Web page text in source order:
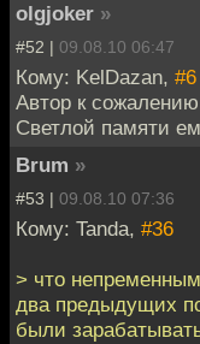
olgjoker »
#52 | 09.08.10 06:47
Кому: KelDazan, #6
Автор к
Светлой памяти
Brum »
#53 | 09.08.10 07:36
Кому: Tanda, #36
> что
два предыдущих
были